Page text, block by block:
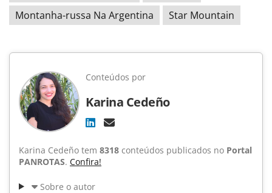
Montanha-russa Na Argentina
Star Mountain
Conteúdos por
Karina Cedeño
Karina Cedeño tem 8318 conteúdos publicados no Portal
PANROTAS. Confira!
Sobre o autor